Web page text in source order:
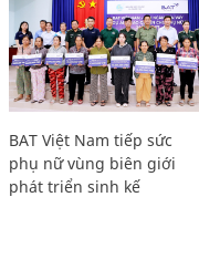
BAT Việt Nam tiếp sức
phụ nữ vùng biên giới
phát triển sinh kế